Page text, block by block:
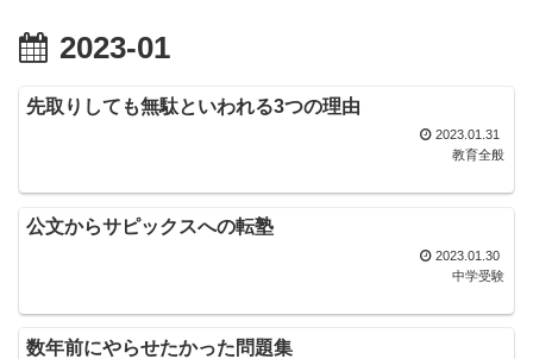
2023-01
先取りしても無駄といわれる3つの理由
2023.01.31
教育全般
公文からサピックスへの転塾
2023.01.30
中学受験
数年前にやらせたかった問題集